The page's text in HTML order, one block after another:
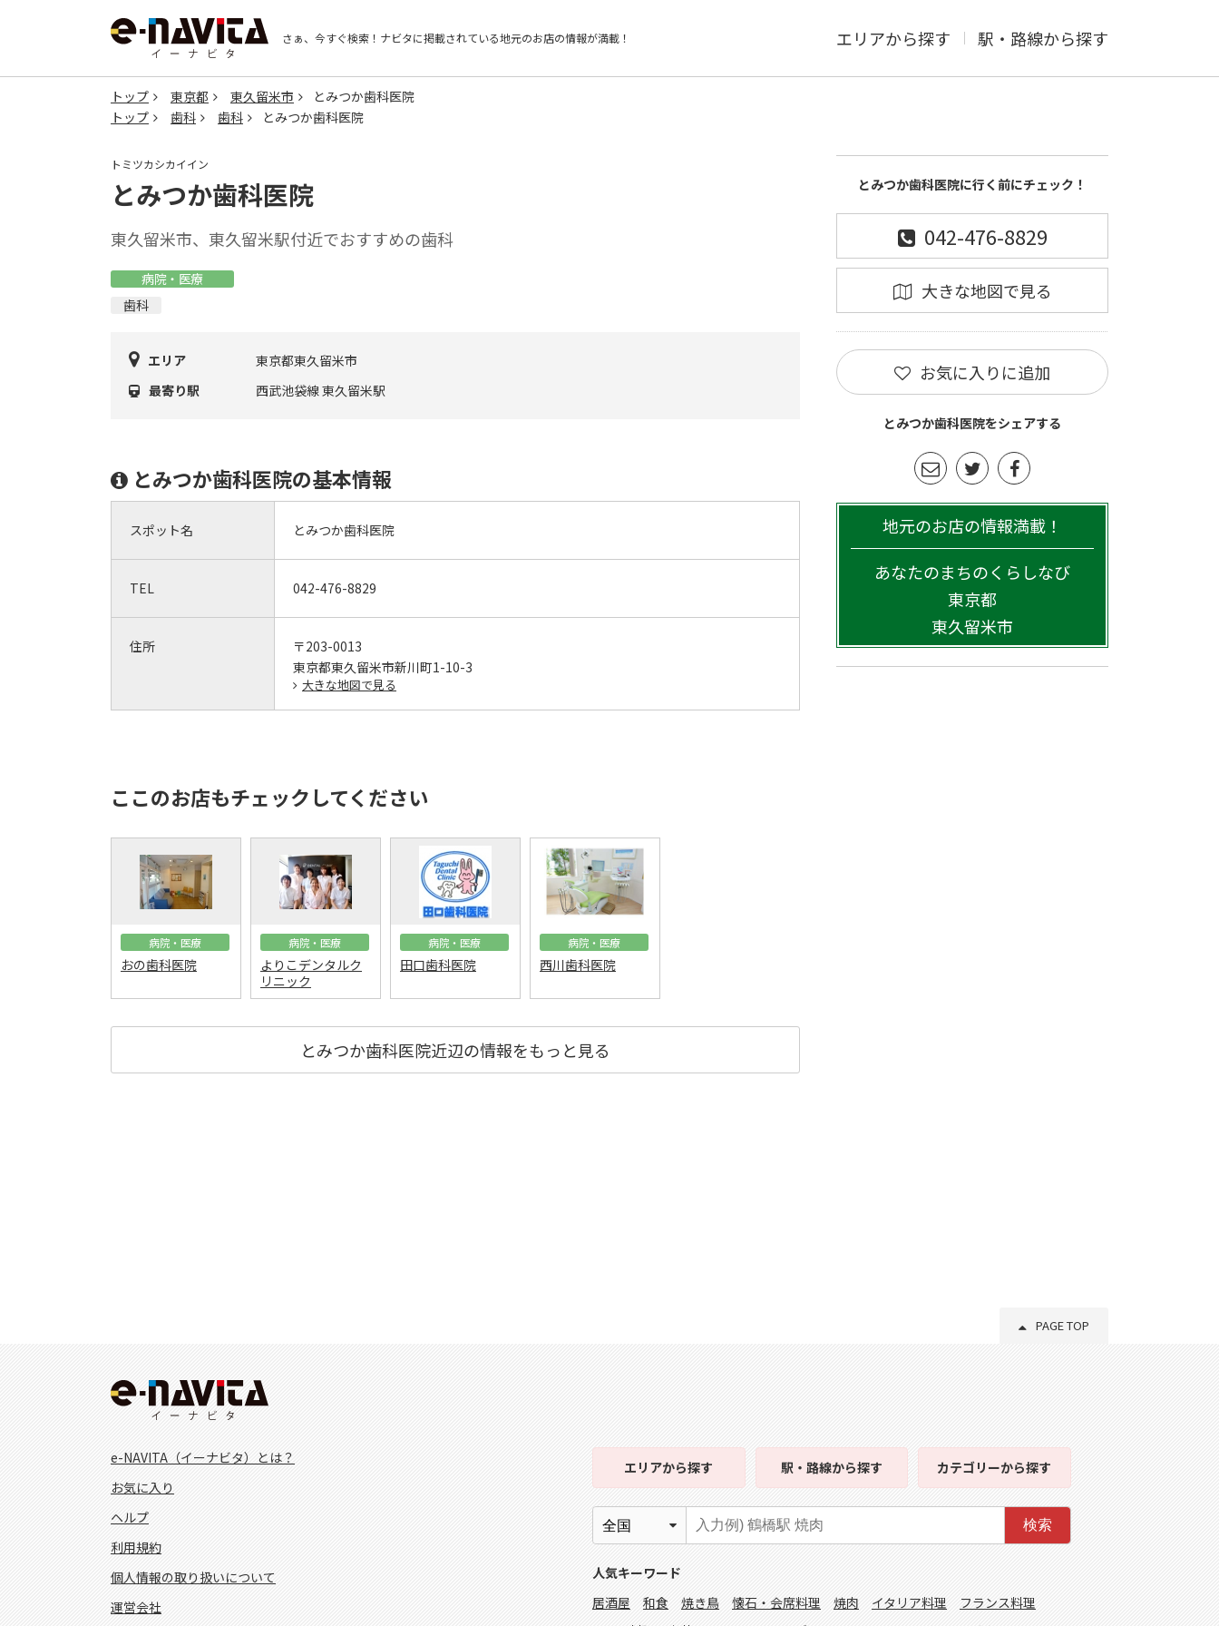
さぁ、今すぐ検索！ ナビタに掲載されている地元のお店の情報が満載！ エリアから探す 駅・路線から探す
トップ 東京都 東久留米市
とみつか歯科医院
トップ
歯科 歯科 とみつか歯科医院
トミツカシカイイン
とみつか歯科医院
東久留米市、東久留米駅付近でおすすめの歯科
病院・医療
歯科
エリア
東京都東久留米市
最寄り駅
西武池袋線 東久留米駅
とみつか歯科医院の基本情報
スポット名 とみつか歯科医院
TEL 042-476-8829
住所
〒203-0013
東京都東久留米市新川町1-10-3
大きな地図で見る
ここのお店もチェックしてください
病院・医療
おの歯科医院
病院・医療
よりこデンタルク
リニック
病院・医療
田口歯科医院
病院・医療
西川歯科医院
とみつか歯科医院近辺の情報をもっと見る
とみつか歯科医院に行く前にチェック！
042-476-8829
大きな地図で見る
お気に入りに追加
とみつか歯科医院をシェアする
地元のお店の情報満載！
あなたのまちのくらしなび
東京都
東久留米市
PAGE TOP
e-NAVITA（イーナビタ）とは？
お気に入り
ヘルプ
利用規約
個人情報の取り扱いについて
運営会社
エリアから探す 駅・路線から探す カテゴリーから探す
検索
人気キーワード
居酒屋
和食 焼き鳥 懐石・会席料理 焼肉 イタリア料理
フランス料理